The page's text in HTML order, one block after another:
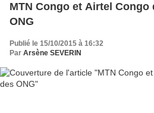
MTN Congo et Airtel
ONG
Publié le 15/10/2015 à 16:32
Par Arsène SEVERIN